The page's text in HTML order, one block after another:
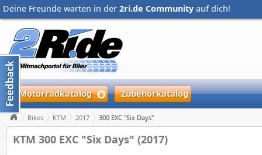
Deine Freunde warten in der 2ri.de Community auf dich!
Motorradkatalog Zubehörkatalog
Bikes KTM 2017 300 EXC "Six Days"
KTM 300 EXC "Six Days" (2017)